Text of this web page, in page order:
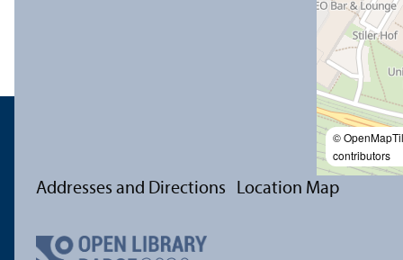
©
contributors
Addresses and Directions Location Map